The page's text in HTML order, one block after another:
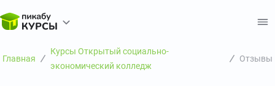
Главная
Курсы Открытый социально-
экономический колледж
Отзывы